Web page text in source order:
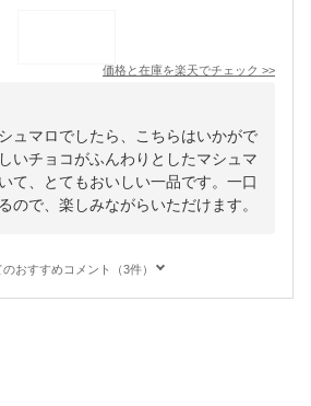
価格と在庫を楽天でチェック >>
ュマロでしたら、こちらはいかがで
いチョコがふんわりとしたマシュマ
て、とてもおいしい一品です。一口
ので、楽しみながらいただけます。
のおすすめコメント（3件）